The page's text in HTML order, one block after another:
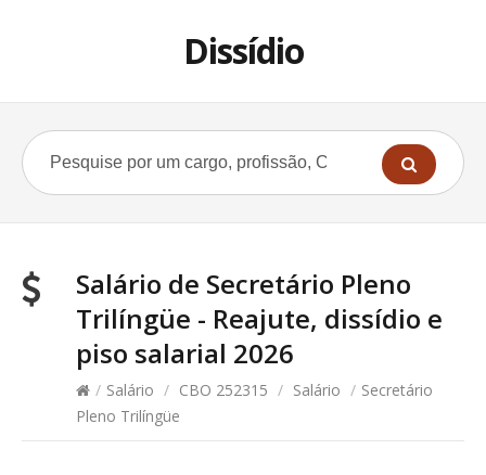
Dissídio
Salário de Secretário Pleno
Trilíngüe - Reajute, dissídio e
piso salarial 2026
/ Salário / CBO 252315 / Salário / Secretário
Pleno Trilíngüe